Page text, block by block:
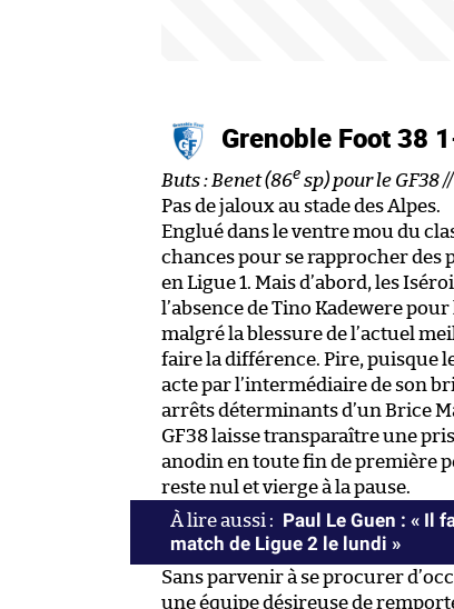
Grenoble Foot 38
Buts : Benet (86e sp) pour le GF38
Pas de jaloux au stade des Alpes.
Englué dans le ventre mou du
chances pour se rapprocher des
en Ligue 1. Mais d’abord, les
l’absence de Tino Kadewere
malgré la blessure de l’actuel
faire la différence. Pire, puisque
acte par l’intermédiaire de son
arrêts déterminants d’un Brice
GF38 laisse transparaître une
anodin en toute fin de première
reste nul et vierge à la pause.
Paul Le Guen : « Il
match de Ligue 2 le lundi »
Sans parvenir à se procurer
une équipe désireuse de